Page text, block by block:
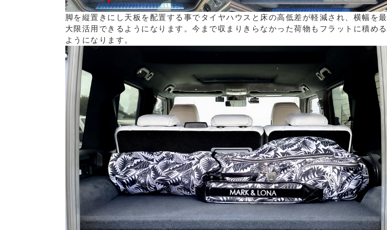
脚を縦置きにし天板を配置する事でタイヤハウスと床の高低差が軽減され、横幅を最
大限活用できるようになります。今まで収まりきらなかった荷物もフラットに積める
ようになります。